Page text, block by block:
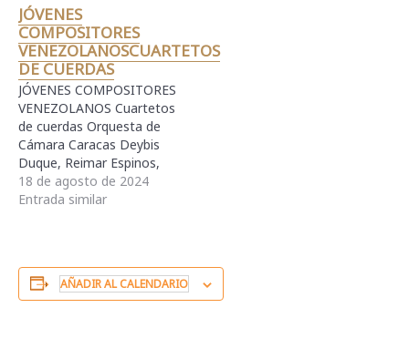
(1988) Orquesta de
cuerdas Miguel Astor
(Venezuela) Para Alberto
(2023) Estreno mundial
Miguel Farías (Chile) Caña
y cuero (2020) Estreno
mundial Diana Arismendi
(Venezuela) Camino…
JÓVENES
COMPOSITORES
VENEZOLANOSCUARTETOS
DE CUERDAS
JÓVENES COMPOSITORES
VENEZOLANOS Cuartetos
de cuerdas Orquesta de
Cámara Caracas Deybis
Duque, Reimar Espinos,
Violín 1 Eduardo
Ontiveros, Fran Guzmán,
Fedora Alemán *Jorge
Díaz Vitrales (2022)
18 de agosto de 2024
Entrada similar
AÑADIR AL CALENDARIO